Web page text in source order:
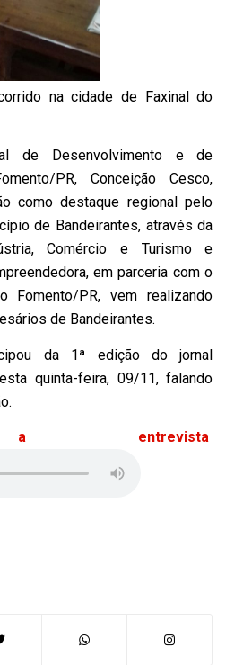
na cidade de Faxinal do
de Desenvolvimento e de
PR, Conceição Cesco,
como destaque regional pelo
de Bandeirantes, através da
Comércio e Turismo e
em parceria com o
Fomento/PR, vem realizando
de Bandeirantes.
da 1ª edição do jornal
quinta-feira, 09/11, falando
entrevista